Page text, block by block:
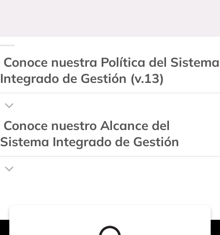
Conoce nuestra Política del Sistema
Integrado de Gestión (v.13)
Conoce nuestro Alcance del
Sistema Integrado de Gestión